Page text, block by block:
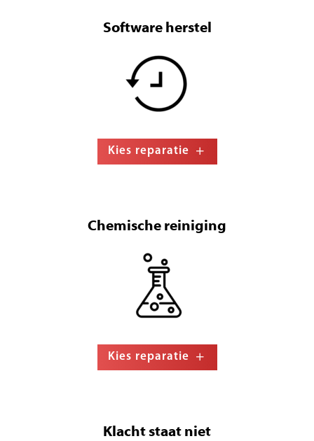
Software herstel
Kies reparatie
Chemische reiniging
Kies reparatie
Klacht staat niet